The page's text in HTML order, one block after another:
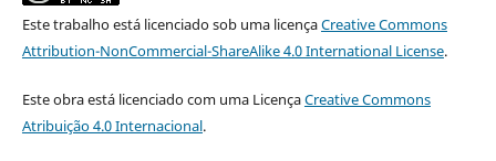
Este trabalho está licenciado sob uma licençaCreative Commons
Attribution-NonCommercial-ShareAlike 4.0 International License.
Este obra está licenciado com uma LicençaCreative Commons
Atribuição 4.0 Internacional.